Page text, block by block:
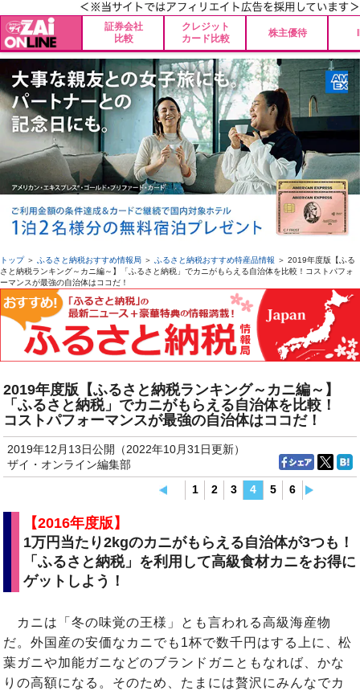
証券会社
比較
クレジット
カード比較
株主優待
トップ＞ ふるさと納税おすすめ情報局 ＞ ふるさと納税おすすめ特産品情報 ＞ 2019年度版【ふる
さと納税ランキング～カニ編～】「ふるさと納税」でカニがもらえる自治体を比較！コストパフォ
ーマンスが最強の自治体はココだ！
2019年度版【ふるさと納税ランキング～カニ編～】
「ふるさと納税」でカニがもらえる自治体を比較！
コストパフォーマンスが最強の自治体はココだ！
2019年12月13日公開（2022年10月31日更新）
ザイ・オンライン編集部
1
2 3 4 5 6
【2016年度版】
1万円当たり2kgのカニがもらえる自治体が3つも！
「ふるさと納税」を利用して高級食材カニをお得に
ゲットしよう！
カニは「冬の味覚の王様」とも言われる高級海産物
だ。外国産の安価なカニでも1杯で数千円はする上に、松
葉ガニや加能ガニなどのブランドガニともなれば、かな
りの高額になる。そのため、たまには贅沢にみんなでカ